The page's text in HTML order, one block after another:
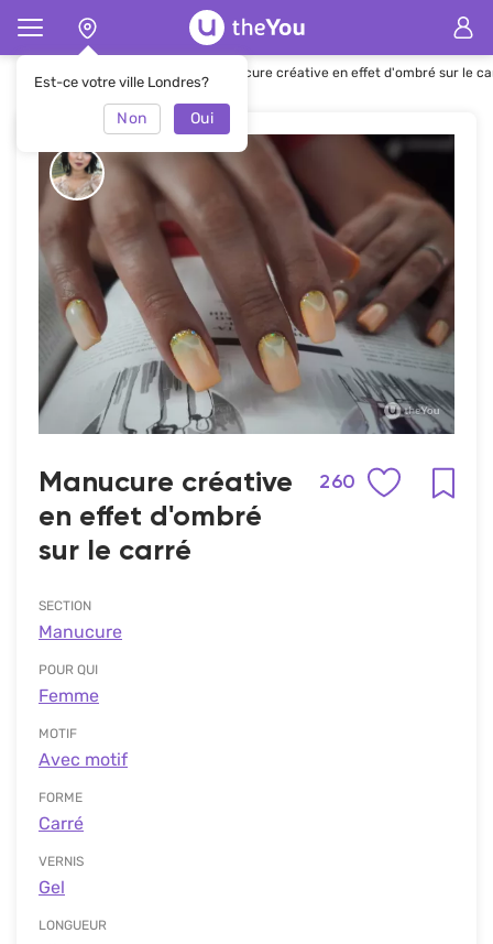
Est-ce votre ville Londres?
Non Oui
Page d'accueil Manucure Manucure créative en effet d'ombré sur le
Manucure créative
en effet d'ombré
sur le carré
260
SECTION
Manucure
POUR QUI
Femme
MOTIF
Avec motif
FORME
Carré
VERNIS
Gel
LONGUEUR